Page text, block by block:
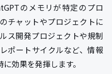
のメモリが特定のプロ
チャットやプロジェクトに
ス開発プロジェクトや規制
ポートサイクルなど、情報
効果を発揮します。